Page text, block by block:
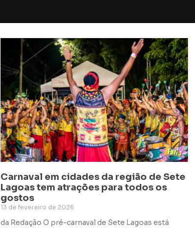
Carnaval em cidades da região de Sete
Lagoas tem atrações para todos os
gostos
13 de fevereiro de 2026
da Redação O pré-carnaval de Sete Lagoas está